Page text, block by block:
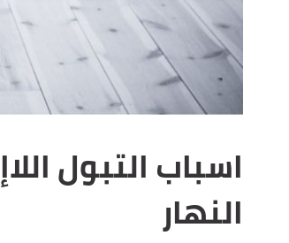
اسباب التبول
النهار